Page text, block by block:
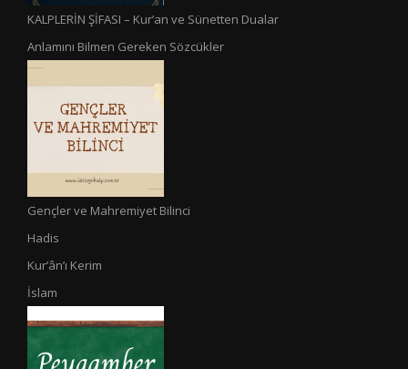
KALPLERİN ŞİFASI – Kur’an ve Sünetten Dualar
Anlamını Bilmen Gereken Sözcükler
Gençler ve Mahremiyet Bilinci
Hadis
Kur’ân’ı Kerim
İslam